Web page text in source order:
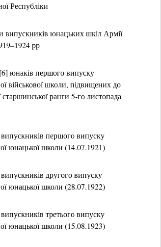
Республіки
випускників юнацьких шкіл Армії
рр
юнаків першого випуску
військової школи, підвищених до
ранги 5-го листопада
випускників першого випуску
юнацької школи (14.07.1921)
другого випуску
юнацької школи (28.07.1922)
третього випуску
юнацької школи (15.08.1923)